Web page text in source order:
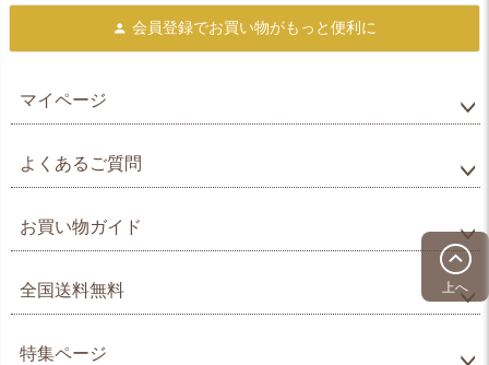
上へ
会員登録でお買い物がもっと便利に
マイページ
よくあるご質問
お買い物ガイド
全国送料無料
特集ページ